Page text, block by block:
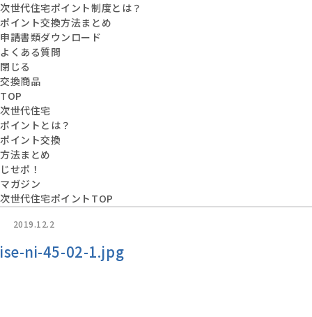
次世代住宅ポイント制度とは？
ポイント交換方法まとめ
申請書類ダウンロード
よくある質問
閉じる
交換商品
TOP
次世代住宅
ポイントとは？
ポイント交換
方法まとめ
じせポ！
マガジン
次世代住宅ポイントTOP
2019.12.2
ise-ni-45-02-1.jpg